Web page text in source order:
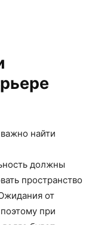
найти
должны
пространство
от
при